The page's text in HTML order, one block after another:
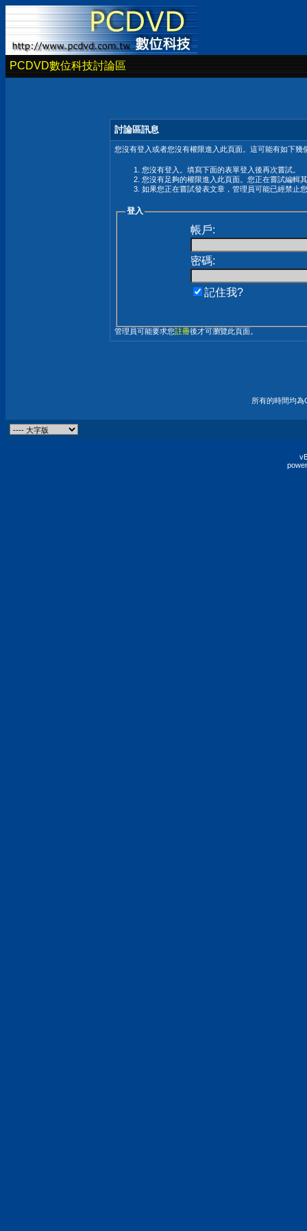
PCDVD數位科技討論區
討論區訊息
您沒有登入或者您沒有權限進入此頁面。這可能有如下幾
您沒有登入。填寫下面的表單登入後再次嘗試。
您沒有足夠的權限進入此頁面。您正在嘗試編輯
如果您正在嘗試發表文章，管理員可能已經禁止
登入
帳戶:
密碼:
記住我?
管理員可能要求您註冊後才可瀏覽此頁面。
所有的時間均為